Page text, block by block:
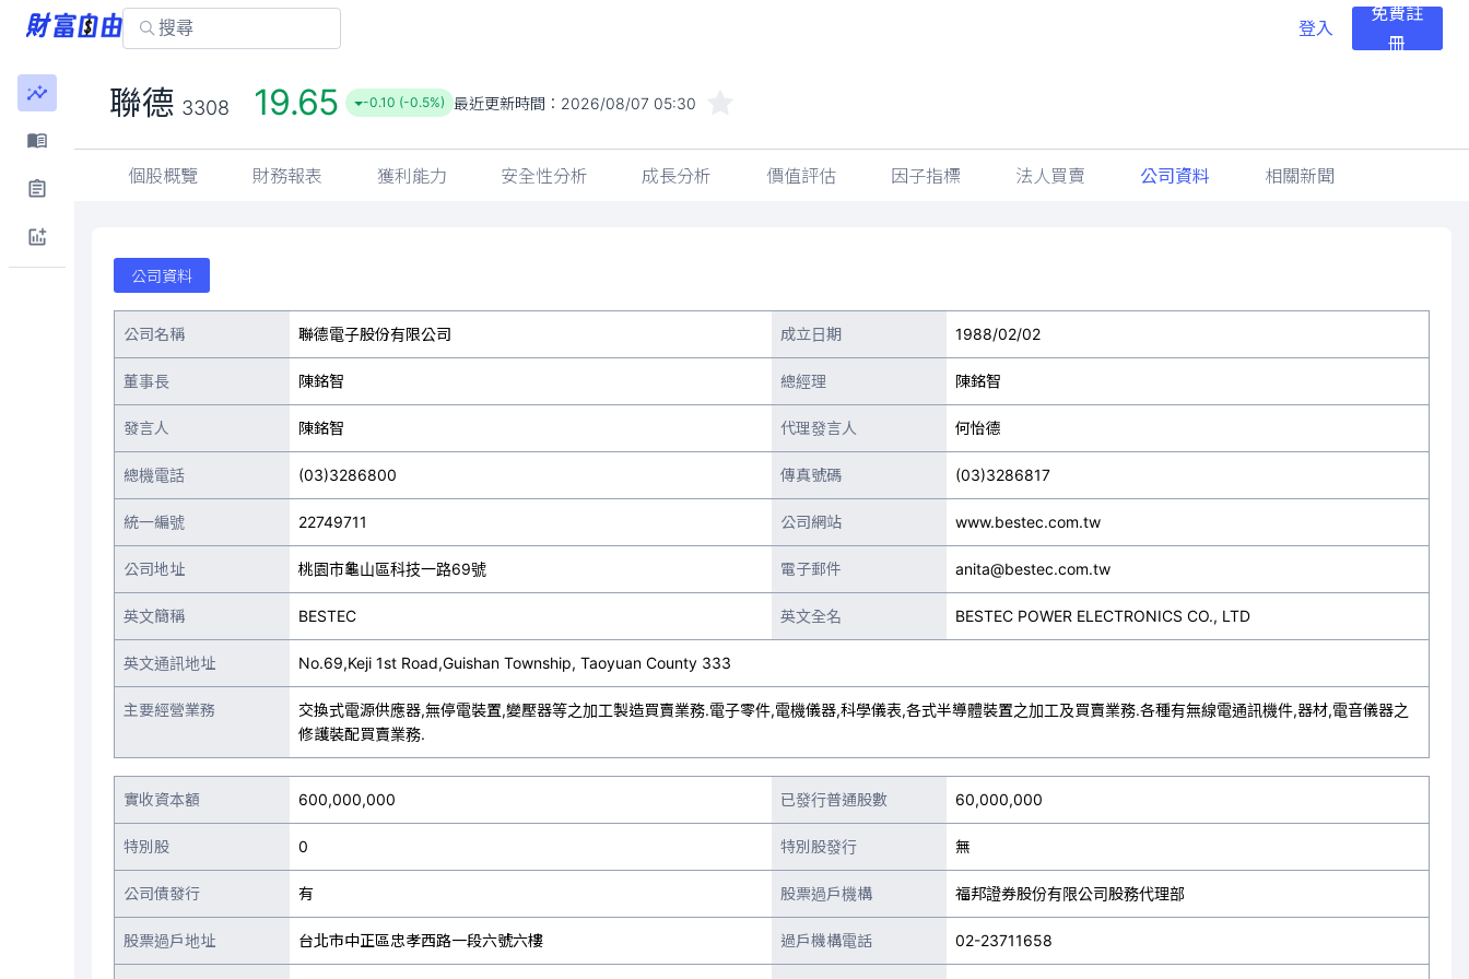
登入
免費註
冊
聯德 3308 19.65 -0.10 (-0.5%) 最近更新時間： 2026/08/07 05:30
個股概覽 財務報表 獲利能力 安全性分析 成長分析 價值評估 因子指標 法人買賣 公司資料 相關新聞
公司資料
公司名稱 聯德電子股份有限公司 成立日期 1988/02/02
董事長 陳銘智 總經理 陳銘智
發言人 陳銘智 代理發言人 何怡德
總機電話 (03)3286800 傳真號碼 (03)3286817
統一編號 22749711 公司網站 www.bestec.com.tw
公司地址 桃園市龜山區科技一路69號 電子郵件 anita@bestec.com.tw
英文簡稱 BESTEC 英文全名 BESTEC POWER ELECTRONICS CO., LTD
英文通訊地址 No.69,Keji 1st Road,Guishan Township, Taoyuan County 333
主要經營業務
交換式電源供應器,無停電裝置,變壓器等之加工製造買賣業務.電子零件,電機儀器,科學儀表,各式半導體裝置之加工及買賣業務.各種有無線電通訊機件,器材,電音儀器之
修護裝配買賣業務.
實收資本額 600,000,000 已發行普通股數 60,000,000
特別股 0 特別股發行 無
公司債發行 有 股票過戶機構 福邦證券股份有限公司股務代理部
股票過戶地址 台北市中正區忠孝西路一段六號六樓 過戶機構電話 02-23711658